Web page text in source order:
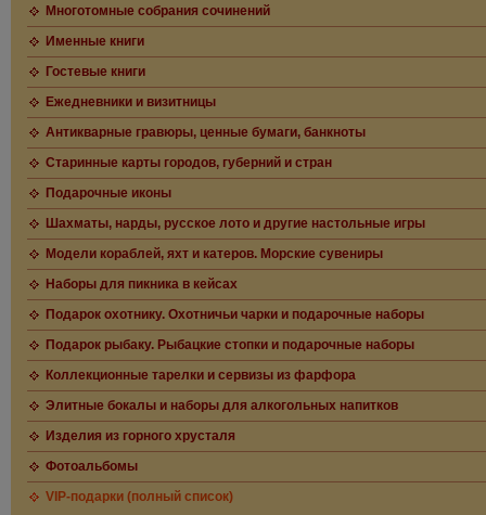
Многотомные собрания сочинений
Именные книги
Гостевые книги
Ежедневники и визитницы
Антикварные гравюры, ценные бумаги, банкноты
Старинные карты городов, губерний и стран
Подарочные иконы
Шахматы, нарды, русское лото и другие настольные игры
Модели кораблей, яхт и катеров. Морские сувениры
Наборы для пикника в кейсах
Подарок охотнику. Охотничьи чарки и подарочные наборы
Подарок рыбаку. Рыбацкие стопки и подарочные наборы
Коллекционные тарелки и сервизы из фарфора
Элитные бокалы и наборы для алкогольных напитков
Изделия из горного хрусталя
Фотоальбомы
VIP-подарки (полный список)